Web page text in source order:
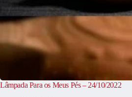
Lâmpada Para os Meus Pés – 24/10/2022